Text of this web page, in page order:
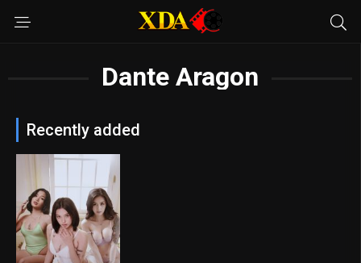
Dante Aragon
Recently added